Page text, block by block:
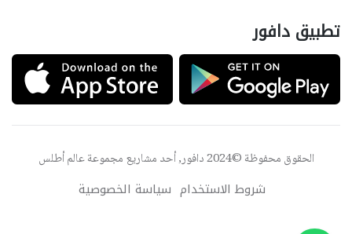
تطبيق دافور
الحقوق محفوظة ©2024 دافور, أحد مشاريع مجموعة عالم أطلس
شروط الاستخدام سياسة الخصوصية